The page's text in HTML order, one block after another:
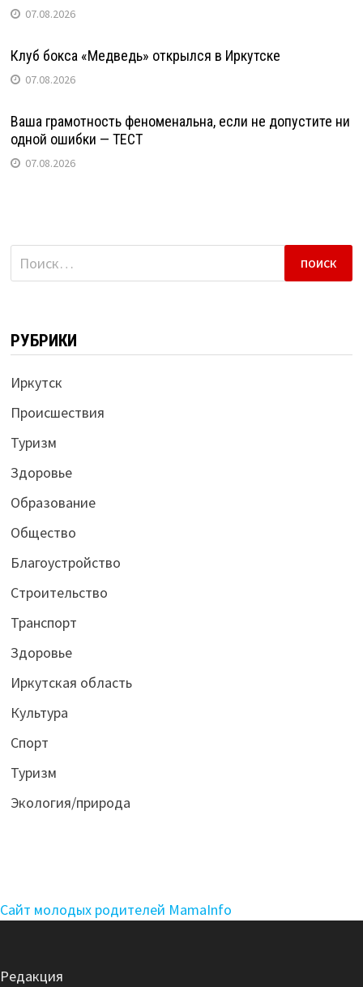
07.08.2026
Клуб бокса «Медведь» открылся в Иркутске
07.08.2026
Ваша грамотность феноменальна, если не допустите ни
одной ошибки — ТЕСТ
07.08.2026
Найти:
РУБРИКИ
Иркутск
Происшествия
Туризм
Здоровье
Образование
Общество
Благоустройство
Строительство
Транспорт
Здоровье
Иркутская область
Культура
Спорт
Туризм
Экология/природа
Сайт молодых родителей MamaInfo
Редакция